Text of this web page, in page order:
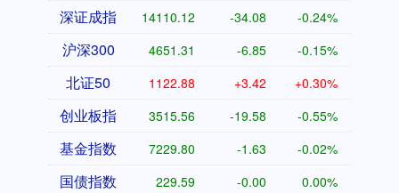
深证成指 14110.12 -34.08 -0.24%
沪深300 4651.31 -6.85 -0.15%
北证50 1122.88 +3.42 +0.30%
创业板指 3515.56 -19.58 -0.55%
基金指数 7229.80 -1.63 -0.02%
国债指数 229.59 -0.00 0.00%